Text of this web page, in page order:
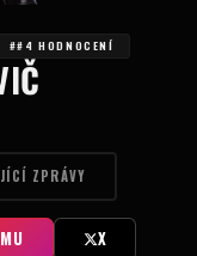
##4 HODNOCENÍ
ZPRÁVY
X